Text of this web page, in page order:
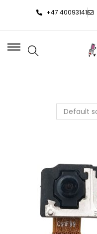
+47 40093141